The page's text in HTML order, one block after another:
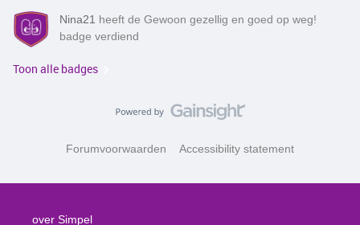
Nina21 heeft de Gewoon gezellig en goed op weg!
badge verdiend
Toon alle badges
Forumvoorwaarden Accessibility statement
over Simpel